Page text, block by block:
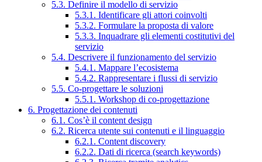
5.3. Definire il modello di servizio
5.3.1. Identificare gli attori coinvolti
5.3.2. Formulare la proposta di valore
5.3.3. Inquadrare gli elementi costitutivi del
servizio
5.4. Descrivere il funzionamento del servizio
5.4.1. Mappare l’ecosistema
5.4.2. Rappresentare i flussi di servizio
5.5. Co-progettare le soluzioni
5.5.1. Workshop di co-progettazione
6. Progettazione dei contenuti
6.1. Cos’è il content design
6.2. Ricerca utente sui contenuti e il linguaggio
6.2.1. Content discovery
6.2.2. Dati di ricerca (search keywords)